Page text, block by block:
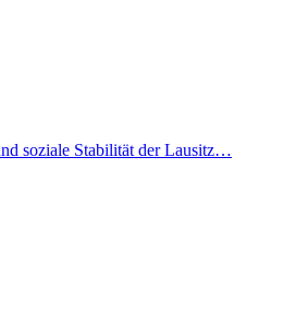
soziale Stabilität der Lausitz…